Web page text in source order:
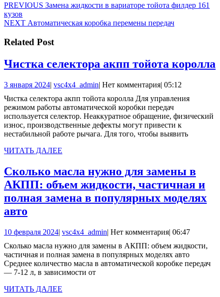
Навигация
по
PREVIOUS Предыдущая
Замена жидкости в вариаторе тойота филдер 161
кузов
NEXT Следующая
Автоматическая коробка перемены передач
Related Post
Чистка селектора акпп тойота королла
3 января 20243
2024
| vsc4x4_adminvsc4x4_admin
| Нет комментария| 05:12
Чистка селектора акпп тойота королла Для управления
режимом работы автоматической коробки передач
используется селектор. Неаккуратное обращение, физический
износ, производственные дефекты могут привести к
нестабильной работе рычага. Для того, чтобы выявить
ЧИТАТЬ ДАЛЕЕ
Сколько масла нужно для замены в
АКПП: объем жидкости, частичная и
полная замена в популярных моделях
авто
нужно
для
замены
в
АКПП:
10 февраля 202410
2024
| vsc4x4_adminvsc4x4_admin
| Нет комментария| 06:47
Сколько масла нужно для замены в АКПП: объем жидкости,
частичная и полная замена в популярных моделях авто
Среднее количество масла в автоматической коробке передач
— 7-12 л, в зависимости от
ЧИТАТЬ ДАЛЕЕ